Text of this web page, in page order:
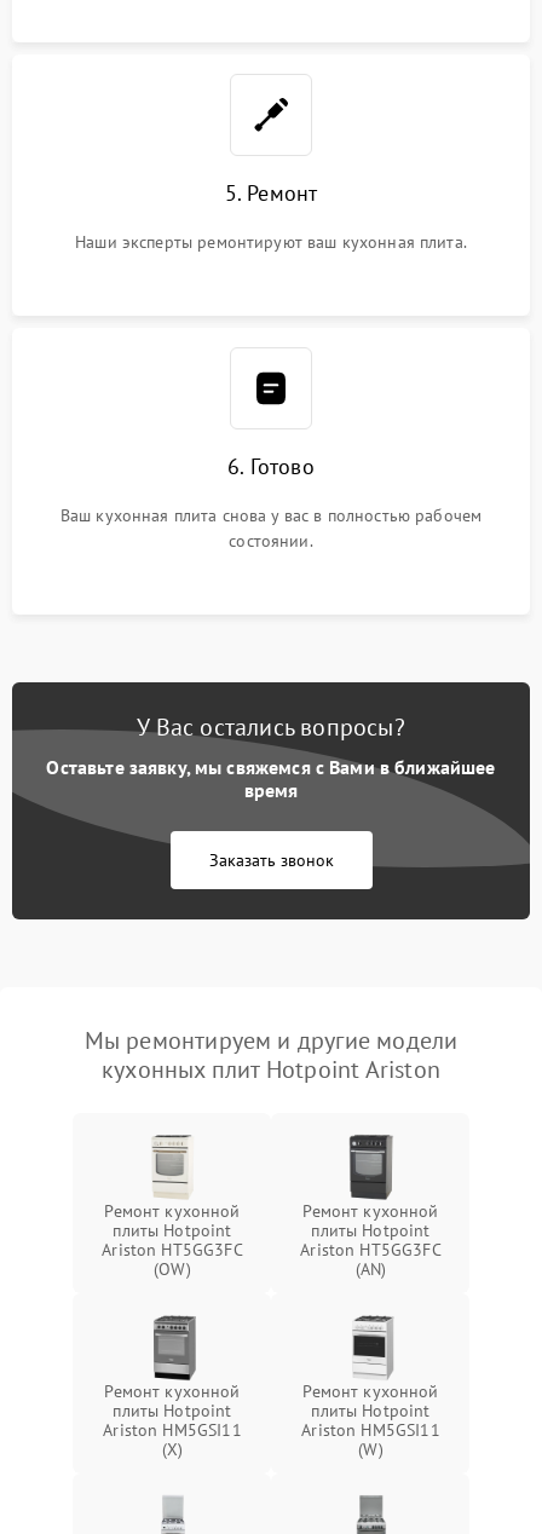
5. Ремонт
Наши эксперты ремонтируют ваш кухонная плита.
6. Готово
Ваш кухонная плита снова у вас в полностью рабочем
состоянии.
У Вас остались вопросы?
Оставьте заявку, мы свяжемся с Вами в ближайшее
время
Заказать звонок
Мы ремонтируем и другие модели
кухонных плит Hotpoint Ariston
Ремонт кухонной
плиты Hotpoint
Ariston HT5GG3FC
(OW)
Ремонт кухонной
плиты Hotpoint
Ariston HT5GG3FC
(AN)
Ремонт кухонной
плиты Hotpoint
Ariston HM5GSI11
(X)
Ремонт кухонной
плиты Hotpoint
Ariston HM5GSI11
(W)